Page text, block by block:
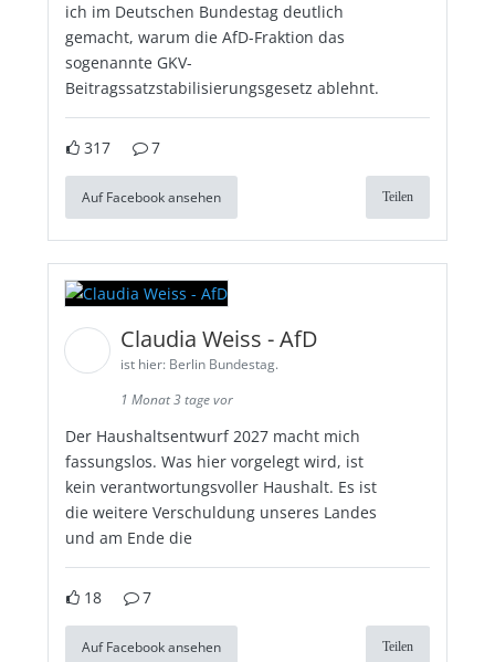
ich im Deutschen Bundestag deutlich
gemacht, warum die AfD-Fraktion das
sogenannte GKV-
Beitragssatzstabilisierungsgesetz ablehnt.
317 7
Auf Facebook ansehen Teilen
Claudia Weiss - AfD
ist hier: Berlin Bundestag.
1 Monat 3 tage vor
Der Haushaltsentwurf 2027 macht mich
fassungslos. Was hier vorgelegt wird, ist
kein verantwortungsvoller Haushalt. Es ist
die weitere Verschuldung unseres Landes
und am Ende die
18 7
Auf Facebook ansehen Teilen